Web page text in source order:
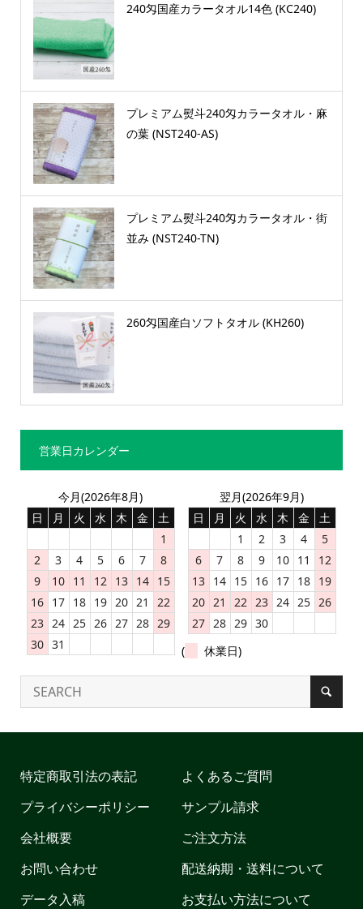
240匁国産カラータオル14色 (KC240)
プレミアム熨斗240匁カラータオル・麻
の葉 (NST240-AS)
プレミアム熨斗240匁カラータオル・街
並み (NST240-TN)
260匁国産白ソフトタオル (KH260)
営業日カレンダー
今月(2026年8月)
日
月 火 水 木 金
土
1
2
3 4 5 6 7
8
9
10 11 12 13 14 15
16 17 18 19 20 21
22
23 24 25 26 27 28 29
30 31
翌月(2026年9月)
日
月 火 水 木 金
土
1
2 3 4
5
6
7 8 9 10 11
12
13 14 15 16 17 18 19
20 21 22 23 24 25 26
27 28 29 30
(
休業日)
特定商取引法の表記
プライバシーポリシー
会社概要
お問い合わせ
データ入稿
よくあるご質問
サンプル請求
ご注文方法
配送納期・送料について
お支払い方法について